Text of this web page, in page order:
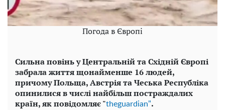
Погода в Європі
Сильна повінь у Центральній та Східній Європі
забрала життя щонайменше 16 людей,
причому Польща, Австрія та Чеська Республіка
опинилися в числі найбільш постраждалих
країн, як повідомляє "theguardian".